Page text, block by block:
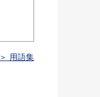
＞ 用語集